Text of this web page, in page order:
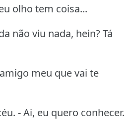
olho tem coisa...
não viu nada, hein? Tá
meu que vai te
- Ai, eu quero conhecer.